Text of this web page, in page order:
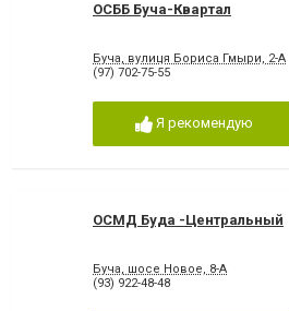
ОСББ Буча-Квартал
Буча, вулиця Бориса Гмыри, 2-А
(97) 702-75-55
Я рекомендую
ОСМД Буда -Центральный
Буча, шосе Новое, 8-А
(93) 922-48-48